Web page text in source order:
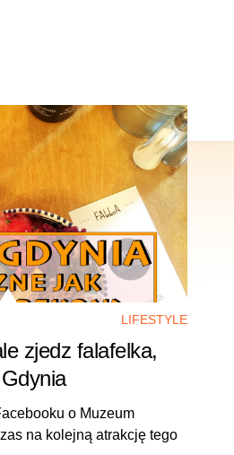
LIFESTYLE
zjedz falafelka,
o Muzeum
na kolejną atrakcję tego